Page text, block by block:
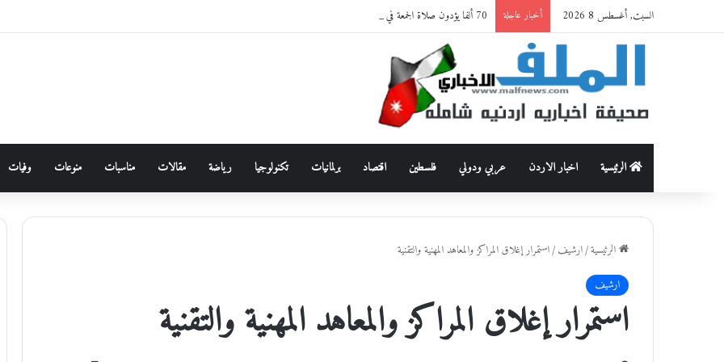
السبت, أغسطس 8 2026 أخبار عاجلة 70 ألفا يؤدون صلاة الجمعة في المسجد الأقصى
الرئيسية اخبار الاردن عربي ودولي فلسطين اقتصاد برلمانيات تكنولوجيا رياضة مقالات مناسبات منوعات وفيات
الرئيسية/ارشيف/استمرار إغلاق المراكز والمعاهد المهنية والتقنية
ارشيف
استمرار إغلاق المراكز والمعاهد المهنية والتقنية